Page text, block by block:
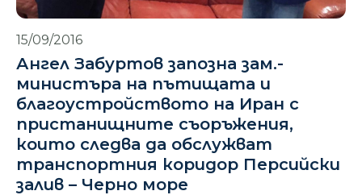
15/09/2016
Ангел Забуртов запозна зам.-
министъра на пътищата и
благоустройството на Иран с
пристанищните съоръжения,
които следва да обслужват
транспортния коридор Персийски
залив – Черно море